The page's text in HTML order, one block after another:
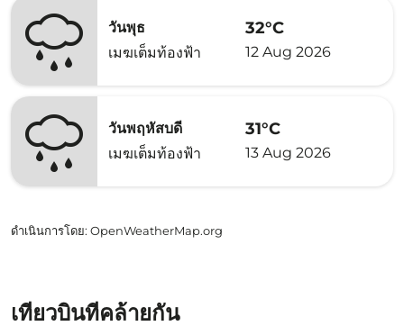
วันพุธ
เมฆเต็มท้องฟ้า
32°C
12 Aug 2026
วันพฤหัสบดี
เมฆเต็มท้องฟ้า
31°C
13 Aug 2026
ดำเนินการโดย: OpenWeatherMap.org
เที่ยวบินที่คล้ายกัน